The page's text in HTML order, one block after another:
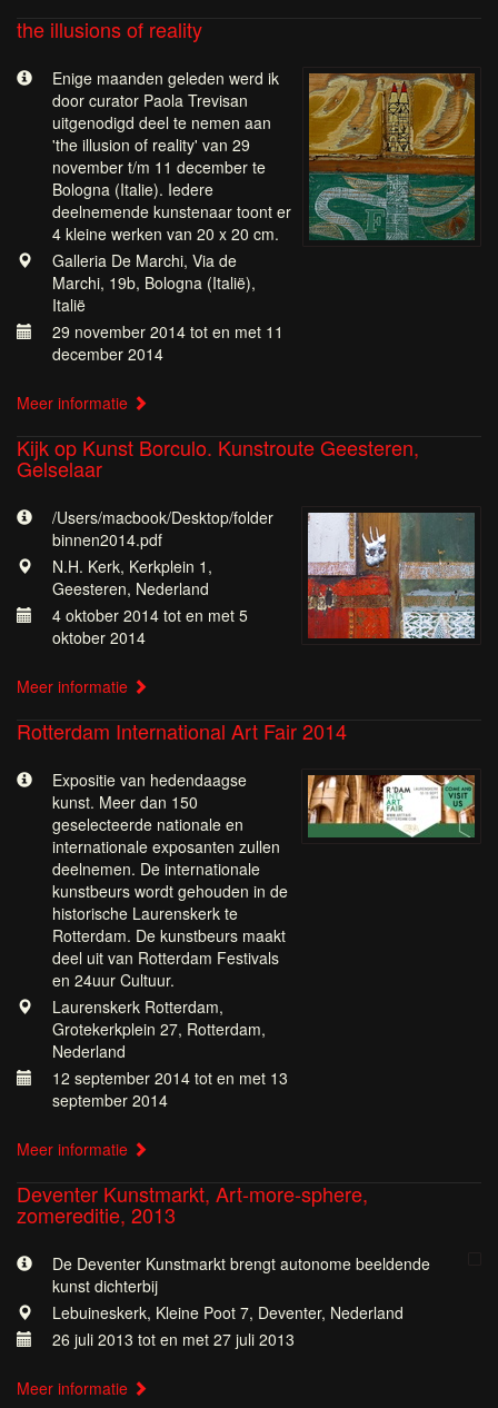
the illusions of reality
Enige maanden geleden werd ik
door curator Paola Trevisan
uitgenodigd deel te nemen aan
'the illusion of reality' van 29
november t/m 11 december te
Bologna (Italie). Iedere
deelnemende kunstenaar toont er
4 kleine werken van 20 x 20 cm.
Galleria De Marchi, Via de
Marchi, 19b, Bologna (Italië),
Italië
29 november 2014 tot en met 11
december 2014
Meer informatie
Kijk op Kunst Borculo. Kunstroute Geesteren,
Gelselaar
/Users/macbook/Desktop/folder
binnen2014.pdf
N.H. Kerk, Kerkplein 1,
Geesteren, Nederland
4 oktober 2014 tot en met 5
oktober 2014
Meer informatie
Rotterdam International Art Fair 2014
Expositie van hedendaagse
kunst. Meer dan 150
geselecteerde nationale en
internationale exposanten zullen
deelnemen. De internationale
kunstbeurs wordt gehouden in de
historische Laurenskerk te
Rotterdam. De kunstbeurs maakt
deel uit van Rotterdam Festivals
en 24uur Cultuur.
Laurenskerk Rotterdam,
Grotekerkplein 27, Rotterdam,
Nederland
12 september 2014 tot en met 13
september 2014
Meer informatie
Deventer Kunstmarkt, Art-more-sphere,
zomereditie, 2013
De Deventer Kunstmarkt brengt autonome beeldende
kunst dichterbij
Lebuineskerk, Kleine Poot 7, Deventer, Nederland
26 juli 2013 tot en met 27 juli 2013
Meer informatie